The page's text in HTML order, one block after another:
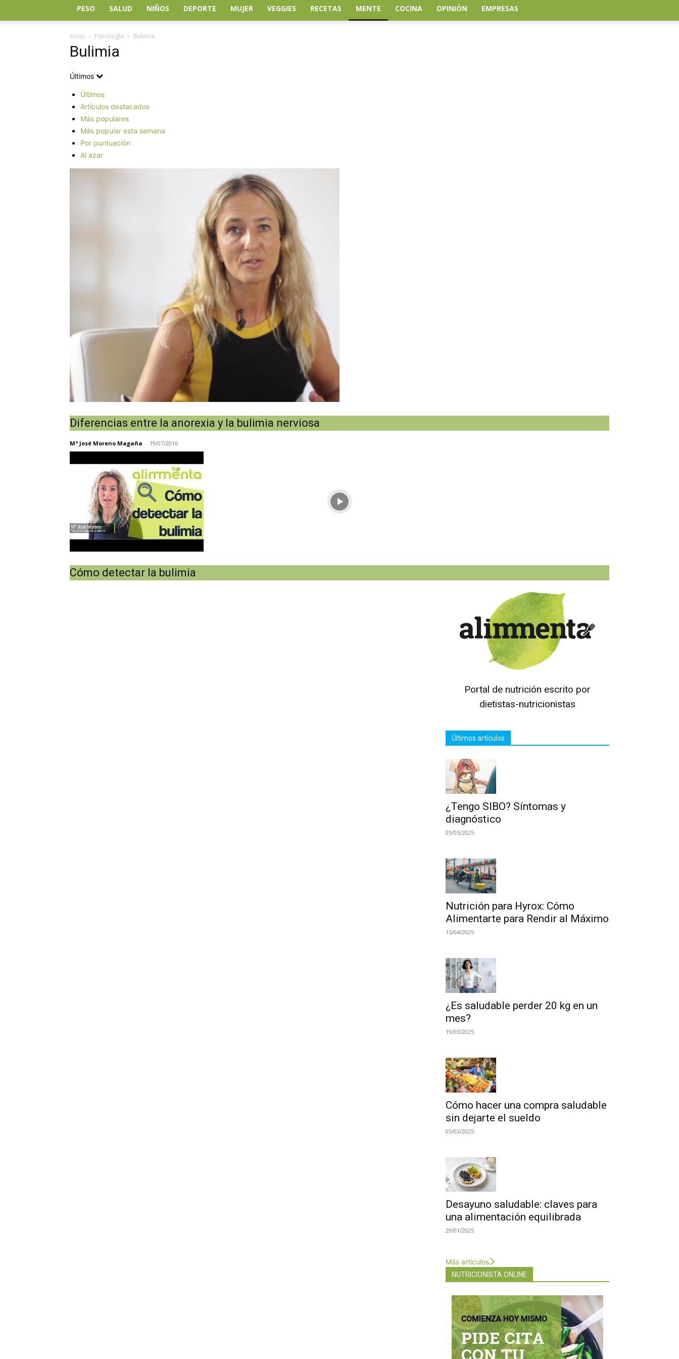
PESO SALUD NIÑOS DEPORTE MUJER VEGGIES RECETAS MENTE COCINA OPINIÓN EMPRESAS
Inicio Psicología Bulimia
Bulimia
Últimos
Últimos
Artículos destacados
Más populares
Más popular esta semana
Por puntuación
Al azar
Diferencias entre la anorexia y la bulimia nerviosa
Mª José Moreno Magaña - 19/07/2016
Cómo detectar la bulimia
Portal de nutrición escrito por
dietistas-nutricionistas
Últimos artículos
¿Tengo SIBO? Síntomas y
diagnóstico
05/05/2025
Nutrición para Hyrox: Cómo
Alimentarte para Rendir al Máximo
15/04/2025
¿Es saludable perder 20 kg en un
mes?
19/03/2025
Cómo hacer una compra saludable
sin dejarte el sueldo
05/03/2025
Desayuno saludable: claves para
una alimentación equilibrada
29/01/2025
Más artículos
NUTRICIONISTA ONLINE